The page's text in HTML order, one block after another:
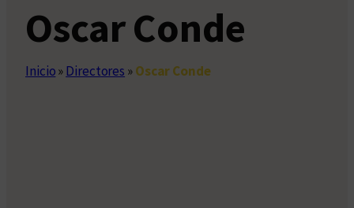
Oscar Conde
Inicio» Directores »Oscar Conde